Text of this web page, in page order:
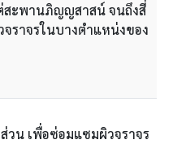
สะพานภิญญสาสน์ จนถึงสี่
จราจรในบางตำแหน่งของ
วน เพื่อซ่อมแซมผิวจราจร